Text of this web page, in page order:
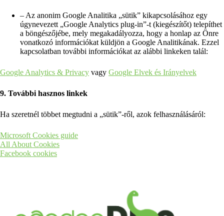
– Az anonim Google Analitika „sütik” kikapcsolásához egy
úgynevezett „Google Analytics plug-in”-t (kiegészítőt) telepíthet
a böngészőjébe, mely megakadályozza, hogy a honlap az Önre
vonatkozó információkat küldjön a Google Analitikának. Ezzel
kapcsolatban további információkat az alábbi linkeken talál:
Google Analytics & Privacy vagy Google Elvek és Irányelvek
9. További hasznos linkek
Ha szeretnél többet megtudni a „sütik”-ről, azok felhasználásáról:
Microsoft Cookies guide
All About Cookies
Facebook cookies